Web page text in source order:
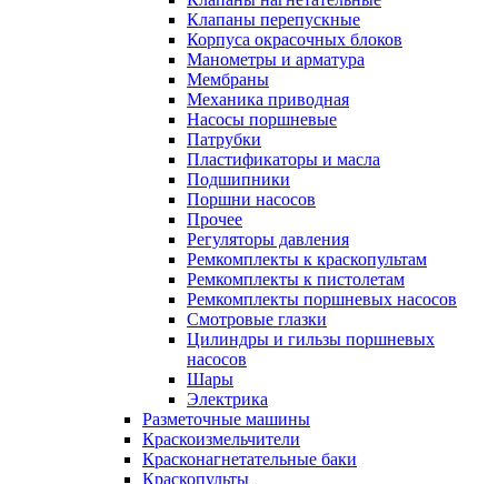
Клапаны перепускные
Корпуса окрасочных блоков
Манометры и арматура
Мембраны
Механика приводная
Насосы поршневые
Патрубки
Пластификаторы и масла
Подшипники
Поршни насосов
Прочее
Регуляторы давления
Ремкомплекты к краскопультам
Ремкомплекты к пистолетам
Ремкомплекты поршневых насосов
Смотровые глазки
Цилиндры и гильзы поршневых
насосов
Шары
Электрика
Разметочные машины
Краскоизмельчители
Красконагнетательные баки
Краскопульты